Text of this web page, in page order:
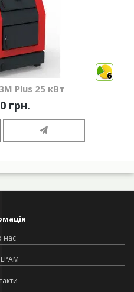
6
Plus 25 кВт
грн.
нас